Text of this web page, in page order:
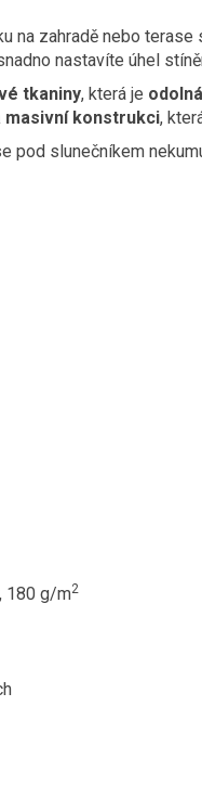
na zahradě nebo terase
nastavíte úhel
tkaniny, která je
masivní konstrukci,
pod slunečníkem
180 g/m2